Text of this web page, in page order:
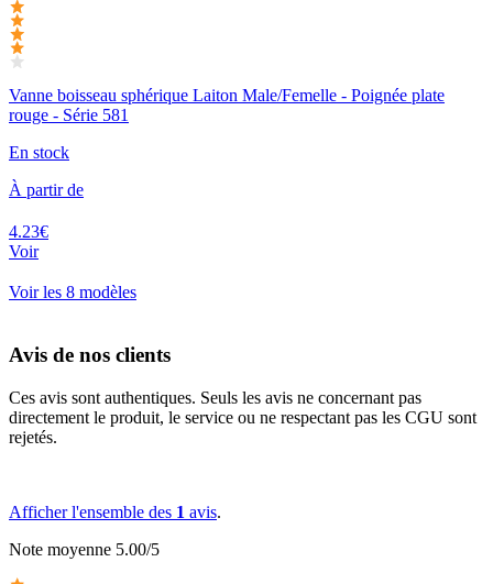
Vanne boisseau sphérique Laiton Male/Femelle - Poignée plate
rouge - Série 581
En stock
À partir de
4.23€
Voir
Voir les 8 modèles
Avis de nos clients
Ces avis sont authentiques. Seuls les avis ne concernant pas
directement le produit, le service ou ne respectant pas les CGU sont
rejetés.
Afficher l'ensemble des 1 avis.
Note moyenne 5.00/5